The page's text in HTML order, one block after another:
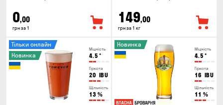
0,00
грн за 1
149,00
грн за 1 кг
Міцність
4.5 °
Гіркота
20 IBU
Щільність
13 %
Тільки онлайн
Новинка
Міцність
4.5 °
Гіркота
16 IBU
Щільність
11 %
Новинка